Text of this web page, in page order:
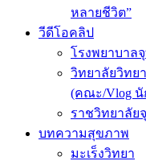
หลายชีวิต”
วีดีโอคลิป
โรงพยาบาล
วิทยาลัยวิทย
(คณะ/Vlog
ราชวิทยาลั
บทความสุขภาพ
มะเร็งวิทยา